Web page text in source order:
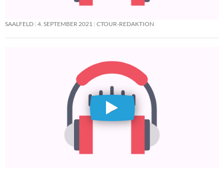
SAALFELD 4. SEPTEMBER 2021 CTOUR-REDAKTION